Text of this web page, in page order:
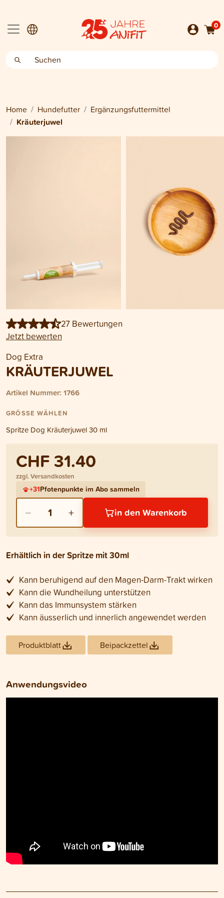
0
Home Hundefutter Ergänzungsfuttermittel
Kräuterjuwel
27 Bewertungen
Jetzt bewerten
Dog Extra
KRÄUTERJUWEL
Artikel Nummer: 1766
GRÖSSE WÄHLEN
Spritze Dog Kräuterjuwel 30 ml
CHF 31.40
zzgl. Versandkosten
+31Pfotenpunkte im Abo sammeln
− 1 + in den Warenkorb
Erhältlich in der Spritze mit 30ml
Kann beruhigend auf den Magen-Darm-Trakt wirken
Kann die Wundheilung unterstützen
Kann das Immunsystem stärken
Kann äusserlich und innerlich angewendet werden
Produktblatt Beipackzettel
Anwendungsvideo